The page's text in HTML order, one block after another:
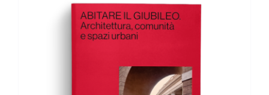
AGGIUNGI AL CARRELLO / DETTAGLI